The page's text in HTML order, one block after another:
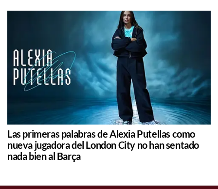
Las primeras palabras de Alexia Putellas como
nueva jugadora del London City no han sentado
nada bien al Barça